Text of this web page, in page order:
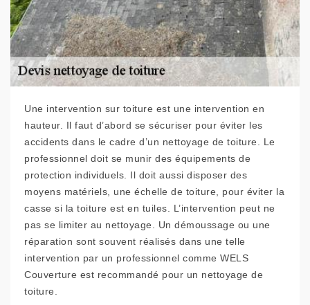
Une intervention sur toiture est une intervention en
hauteur. Il faut d’abord se sécuriser pour éviter les
accidents dans le cadre d’un nettoyage de toiture. Le
professionnel doit se munir des équipements de
protection individuels. Il doit aussi disposer des
moyens matériels, une échelle de toiture, pour éviter la
casse si la toiture est en tuiles. L’intervention peut ne
pas se limiter au nettoyage. Un démoussage ou une
réparation sont souvent réalisés dans une telle
intervention par un professionnel comme WELS
Couverture est recommandé pour un nettoyage de
toiture.